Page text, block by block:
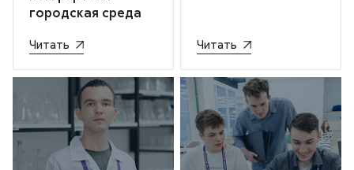
городская среда
Читать Читать